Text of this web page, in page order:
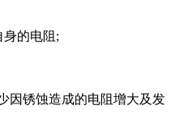
的电阻;
因锈蚀造成的电阻增大及发